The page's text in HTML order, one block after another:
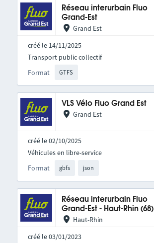
Réseau interurbain Fluo
Grand-Est
Grand Est
créé le 14/11/2025
Format GTFS
Transport public collectif
VLS Vélo Fluo Grand Est
Grand Est
créé le 02/10/2025
Format gbfs json
Véhicules en libre-service
Réseau interurbain Fluo
Grand-Est - Haut-Rhin (68)
Haut-Rhin
créé le 03/01/2023